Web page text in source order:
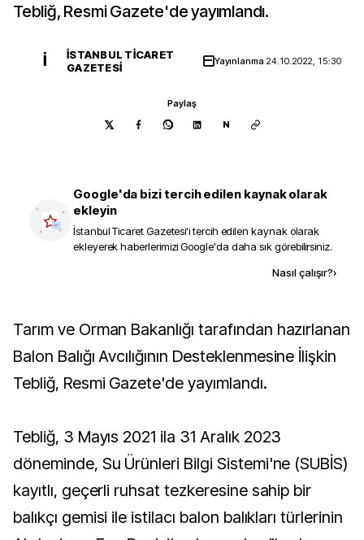
Tebliğ, Resmi Gazete'de yayımlandı.
İ
İSTANBUL TICARET
GAZETESI
Yayınlanma 24.10.2022, 15:30
Paylaş
N
Google'da bizi tercih edilen kaynak olarak
ekleyin
İstanbul Ticaret Gazetesi'i tercih edilen kaynak olarak
ekleyerek haberlerimizi Google'da daha sık görebilirsiniz.
Nasıl çalışır?›
Tarım ve Orman Bakanlığı tarafından hazırlanan
Balon Balığı Avcılığının Desteklenmesine İlişkin
Tebliğ, Resmi Gazete'de yayımlandı.
Tebliğ, 3 Mayıs 2021 ila 31 Aralık 2023
döneminde, Su Ürünleri Bilgi Sistemi'ne (SUBİS)
kayıtlı, geçerli ruhsat tezkeresine sahip bir
balıkçı gemisi ile istilacı balon balıkları türlerinin